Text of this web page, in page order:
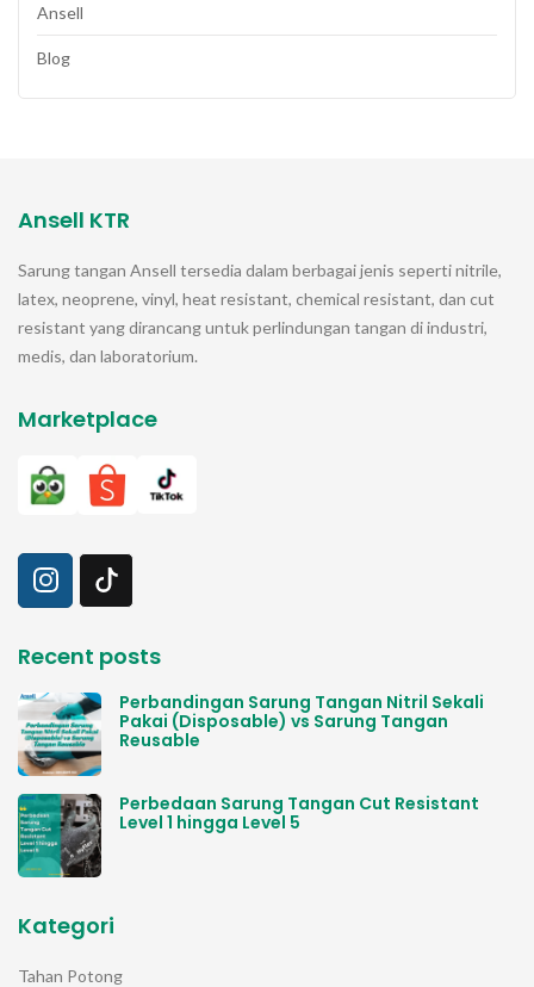
Ansell
Blog
Ansell KTR
Sarung tangan Ansell tersedia dalam berbagai jenis seperti nitrile,
latex, neoprene, vinyl, heat resistant, chemical resistant, dan cut
resistant yang dirancang untuk perlindungan tangan di industri,
medis, dan laboratorium.
Marketplace
Recent posts
Perbandingan Sarung Tangan Nitril Sekali
Pakai (Disposable) vs Sarung Tangan
Reusable
Perbedaan Sarung Tangan Cut Resistant
Level 1 hingga Level 5
Kategori
Tahan Potong